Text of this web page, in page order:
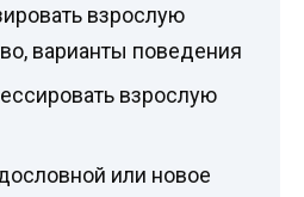
взрослую
варианты поведения
взрослую
или новое